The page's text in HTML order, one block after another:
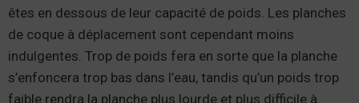
êtes en dessous de leur capacité de poids. Les planches
de coque à déplacement sont cependant moins
indulgentes. Trop de poids fera en sorte que la planche
s’enfoncera trop bas dans l’eau, tandis qu’un poids trop
faible rendra la planche plus lourde et plus difficile à